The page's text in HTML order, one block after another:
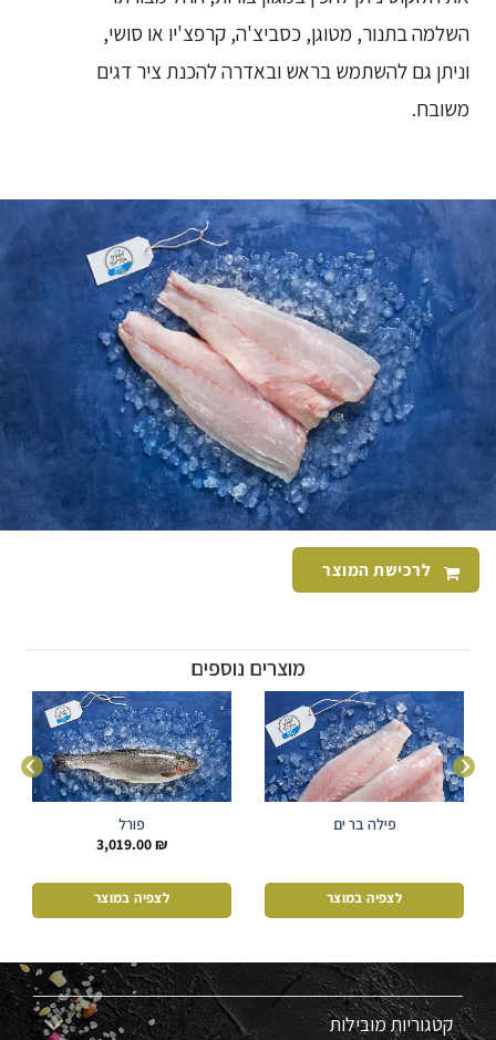
השלמה בתנור, מטוגן, כסביצ'ה, קרפצ'יו או סושי,
וניתן גם להשתמש בראש ובאדרה להכנת ציר דגים
משובח.
לרכישת המוצר
מוצרים נוספים
פילה בר ים
לצפיה במוצר
פורל
3,019.00₪
לצפיה במוצר
קטגוריות מובילות